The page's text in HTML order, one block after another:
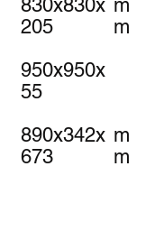
830x830x
205
m
m
950x950x
55
890x342x
673
m
m